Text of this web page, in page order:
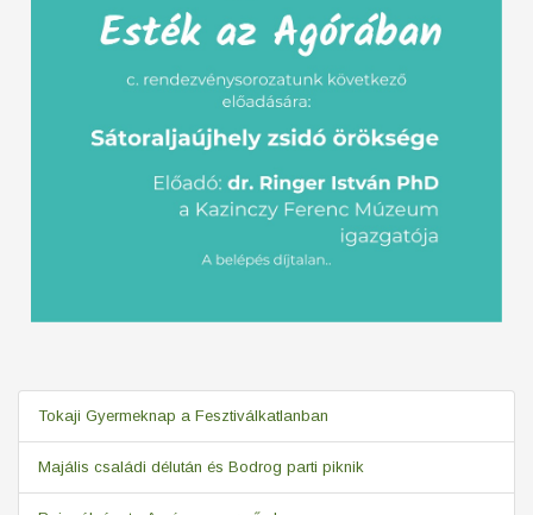
Tokaji Gyermeknap a Fesztiválkatlanban
Majális családi délután és Bodrog parti piknik